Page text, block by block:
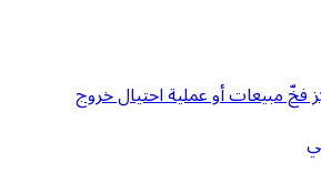
فخّ مبيعات أو عملية احتيال خروج